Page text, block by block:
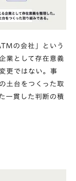
の会社」という
業として存在意義
更ではない。事
土台をつくった取
一貫した判断の積